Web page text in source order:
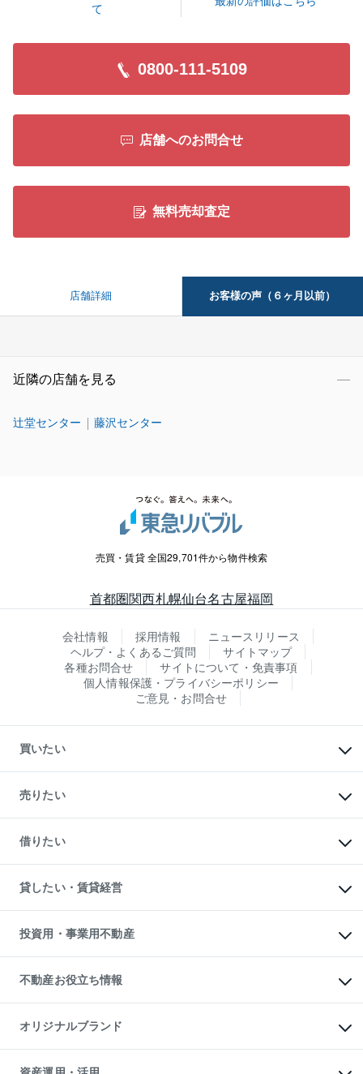
て
0800-111-5109
店舗へのお問合せ
無料売却査定
店舗詳細 お客様の声（６ヶ月以前）
近隣の店舗を見る
辻堂センター 藤沢センター
売買・賃貸 全国29,701件から物件検索
首都圏関西札幌仙台名古屋福岡
会社情報 採用情報
ニュースリリース
ヘルプ・よくあるご質問
サイトマップ
各種お問合せ
サイトについて・免責事項
個人情報保護・プライバシーポリシー
ご意見・お問合せ
買いたい
新築・分譲マンションの購入
中古マンションの購入
一戸建ての購入
中古一戸建ての購入
不動産購入の流れ
注目キーワード物件特集
購入ガイド
English 繁体中文簡体中文
売りたい
一戸建ての売却・査定
土地の売却・査定
スピードAI査定
不動産査定について
不動産売却の流れ
不動産買換えの流れ
売却ガイド
借りたい
オフィス・店舗の賃貸
借りるときの流れ
借りるガイド
貸したい・賃貸経営
マンション賃料データ
賃貸管理プラン
リロケーションについて
貸すガイド
投資用・事業用不動産
事業用不動産
マンション投資
投資用マンション
アパート経営
収益物件
ビル購入（ビル一棟）
不動産お役立ち情報
マンションライブラリー
人気マンションランキング
暮らしに役立つ不動産メディア
オリジナルブランド
一棟リノベーションマンション